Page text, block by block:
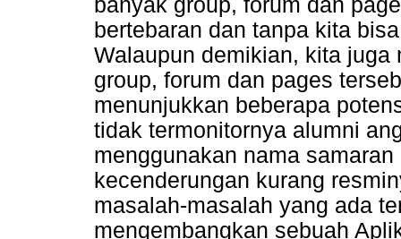
bertebaran dan tanpa kita
Walaupun demikian, kita
group, forum dan pages
menunjukkan beberapa
tidak termonitornya alumni
menggunakan nama
kecenderungan kurang
masalah-masalah yang ada
mengembangkan sebuah